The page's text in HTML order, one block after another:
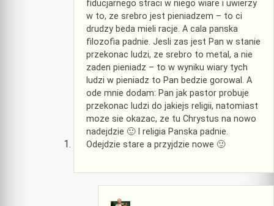
fiducjarnego straci w niego wiare i uwierzy
w to, ze srebro jest pieniadzem – to ci
drudzy beda mieli racje. A cala panska
filozofia padnie. Jesli zas jest Pan w stanie
przekonac ludzi, ze srebro to metal, a nie
zaden pieniadz – to w wyniku wiary tych
ludzi w pieniadz to Pan bedzie gorowal. A
ode mnie dodam: Pan jak pastor probuje
przekonac ludzi do jakiejs religii, natomiast
moze sie okazac, ze tu Chrystus na nowo
nadejdzie 🙂 I religia Panska padnie.
Odejdzie stare a przyjdzie nowe 🙂